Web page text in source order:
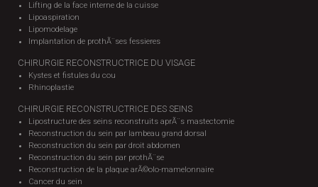
Lifting de la face interne de la cuisse
Lipoaspiration
Lipomodelage
Implantation de prothÃ¨ses fessieres
CHIRURGIE RECONSTRUCTRICE DU VISAGE
Kystes et fistules du cou
Rhinoplastie
CHIRURGIE RECONSTRUCTRICE DES SEINS
Lipostructure des seins reconstruits aprÃ¨s mastectomie
Reconstruction du sein par lambeau grand dorsal
Reconstruction du sein par droit abdomen
Reconstruction du sein par prothÃ¨se
Reconstruction de la plaque arÃ©olo-mamelonnaire
Cancer du sein